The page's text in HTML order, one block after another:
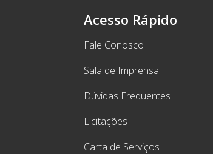
Acesso Rápido
Fale Conosco
Sala de Imprensa
Dúvidas Frequentes
Licitações
Carta de Serviços